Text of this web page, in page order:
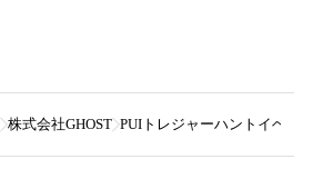
株式会社GHOST PUIトレジャーハントイベン